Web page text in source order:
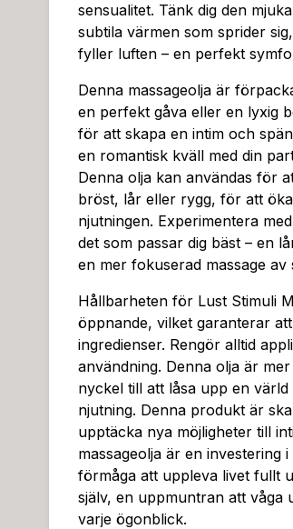
sensualitet. Tänk dig den
subtila värmen som sprider
fyller luften – en perfekt
Denna massageolja är
en perfekt gåva eller en lyxig
för att skapa en intim och
en romantisk kväll med din
Denna olja kan användas för
bröst, lår eller rygg, för att
njutningen. Experimentera
det som passar dig bäst – en
en mer fokuserad massage av
Hållbarheten för Lust Stimuli
öppnande, vilket garanterar
ingredienser. Rengör alltid
användning. Denna olja är
nyckel till att låsa upp en
njutning. Denna produkt är
upptäcka nya möjligheter till
massageolja är en investering
förmåga att uppleva livet fullt
själv, en uppmuntran att våga
varje ögonblick.